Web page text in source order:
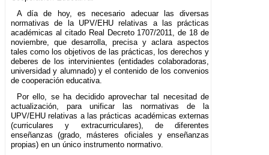
A día de hoy, es necesario adecuar las diversas
normativas de la UPV/EHU relativas a las prácticas
académicas al citado Real Decreto 1707/2011, de 18 de
noviembre, que desarrolla, precisa y aclara aspectos
tales como los objetivos de las prácticas, los derechos y
deberes de los intervinientes (entidades colaboradoras,
universidad y alumnado) y el contenido de los convenios
de cooperación educativa.
Por ello, se ha decidido aprovechar tal necesitad de
actualización, para unificar las normativas de la
UPV/EHU relativas a las prácticas académicas externas
(curriculares y extracurriculares), de diferentes
enseñanzas (grado, másteres oficiales y enseñanzas
propias) en un único instrumento normativo.